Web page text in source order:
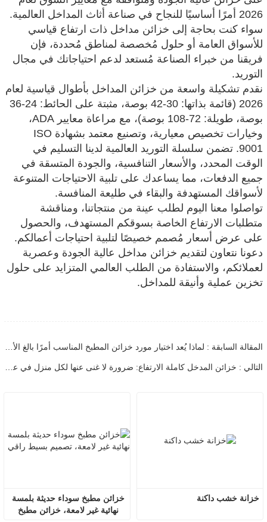
2026 أمرًا أساسيًا للنجاح في صناعة أثاث المداخل العالمية.
سواء كنت بحاجة إلى خزائن مداخل ذات ارتفاع قياسي
للأسواق العامة أو حلول مُخصصة لمناطق مُحددة، فإن
فريقنا من خبراء الصناعة مُستعد لدعم احتياجاتك في مجال
التوريد.
نقدم تشكيلة واسعة من خزائن المداخل بأطوال قياسية لعام
2026 (قائمة بذاتها: 30-42 بوصة، مثبتة على الحائط: 24-36
بوصة، طويلة: 72-108 بوصة)، مع مراعاة معايير ADA،
وخيارات تخصيص معيارية، وتصنيع معتمد بشهادة ISO
9001. تضمن سلسلة التوريد العالمية لدينا التسليم في
الوقت المحدد، والأسعار التنافسية، والجودة المتسقة في
جميع الدفعات، مما يساعدك على تلبية الاحتياجات المتنوعة
لأسواقك المستهدفة والبقاء في طليعة المنافسة.
تواصلوا معنا اليوم لطلب عينة من منتجاتنا، ومناقشة
متطلبات الارتفاع الخاصة بسوقكم المستهدف، والحصول
على عرض أسعار مُصمم خصيصًا لتلبية احتياجات أعمالكم.
دعونا نتعاون لتقديم خزائن مداخل عالية الجودة وعصرية
لعملائكم، والاستفادة من الطلب العالمي المتزايد على حلول
تخزين عملية وأنيقة للمداخل.
المقالة السابقة : لماذا يُعد اختيار مورد خزائن المطبخ المناسب أمرًا بالغ الأهمية لنجاح مشروعك؟
خزانة خشب داكنة